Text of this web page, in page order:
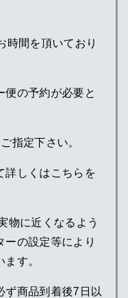
時間を頂いており
便の予約が必要と
指定下さい。
詳しくはこちらを
物に近くなるよう
ーの設定等により
す。
ず商品到着後7日以